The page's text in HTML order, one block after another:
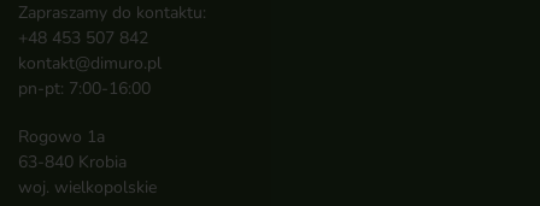
Zapraszamy do kontaktu:
+48 453 507 842
kontakt@dimuro.pl
pn-pt: 7:00-16:00
Rogowo 1a
63-840 Krobia
woj. wielkopolskie